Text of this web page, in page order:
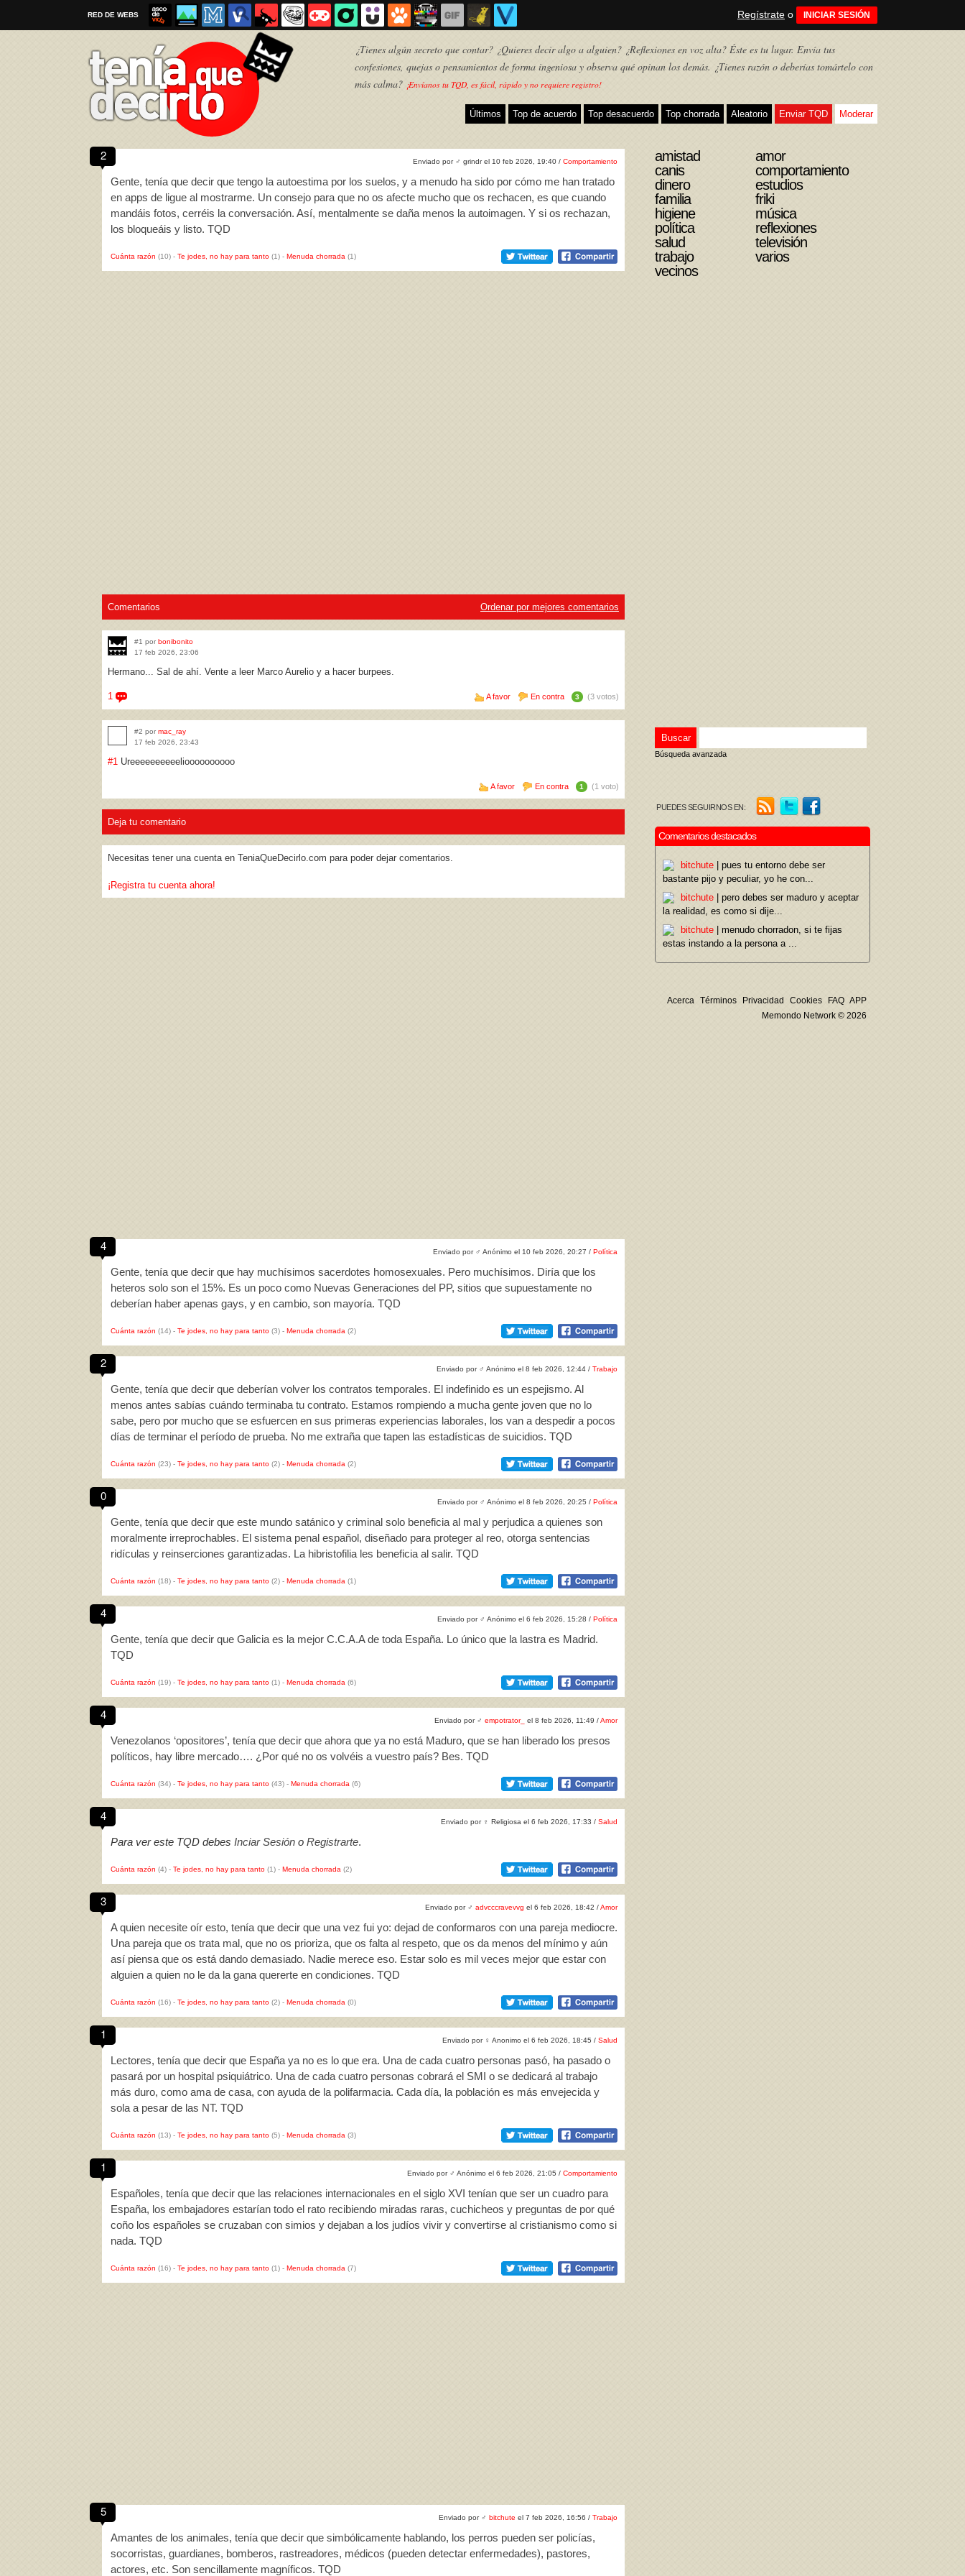
RED DE WEBS Regístrate o INICIAR SESIÓN
¿Tienes algún secreto que contar? ¿Quieres decir algo a alguien? ¿Reflexiones en voz alta? Éste es tu lugar. Envía tus
confesiones, quejas o pensamientos de forma ingeniosa y observa qué opinan los demás. ¿Tienes razón o deberías tomártelo con
más calma? ¡Envíanos tu TQD, es fácil, rápido y no requiere registro!
Últimos Top de acuerdo Top desacuerdo Top chorrada Aleatorio Enviar TQD Moderar
TQD
2 Enviado por ♂ grindr el 10 feb 2026, 19:40 / Comportamiento
Gente, tenía que decir que tengo la autoestima por los suelos, y a menudo ha sido por cómo me han tratado
en apps de ligue al mostrarme. Un consejo para que no os afecte mucho que os rechacen, es que cuando
mandáis fotos, cerréis la conversación. Así, mentalmente se daña menos la autoimagen. Y si os rechazan,
los bloqueáis y listo. TQD
Cuánta razón (10) - Te jodes, no hay para tanto (1) - Menuda chorrada (1)
Comentarios Ordenar por mejores comentarios
#1 por bonibonito
17 feb 2026, 23:06
Hermano... Sal de ahí. Vente a leer Marco Aurelio y a hacer burpees.
1 A favor En contra 3 (3 votos)
#2 por mac_ray
17 feb 2026, 23:43
#1 Ureeeeeeeeeelioooooooooo
A favor En contra 1 (1 voto)
Deja tu comentario
Necesitas tener una cuenta en TeniaQueDecirlo.com para poder dejar comentarios.
¡Registra tu cuenta ahora!
4 Enviado por ♂ Anónimo el 10 feb 2026, 20:27 / Política
Gente, tenía que decir que hay muchísimos sacerdotes homosexuales. Pero muchísimos. Diría que los
heteros solo son el 15%. Es un poco como Nuevas Generaciones del PP, sitios que supuestamente no
deberían haber apenas gays, y en cambio, son mayoría. TQD
Cuánta razón (14) - Te jodes, no hay para tanto (3) - Menuda chorrada (2)
2 Enviado por ♂ Anónimo el 8 feb 2026, 12:44 / Trabajo
Gente, tenía que decir que deberían volver los contratos temporales. El indefinido es un espejismo. Al
menos antes sabías cuándo terminaba tu contrato. Estamos rompiendo a mucha gente joven que no lo
sabe, pero por mucho que se esfuercen en sus primeras experiencias laborales, los van a despedir a pocos
días de terminar el período de prueba. No me extraña que tapen las estadísticas de suicidios. TQD
Cuánta razón (23) - Te jodes, no hay para tanto (2) - Menuda chorrada (2)
0 Enviado por ♂ Anónimo el 8 feb 2026, 20:25 / Política
Gente, tenía que decir que este mundo satánico y criminal solo beneficia al mal y perjudica a quienes son
moralmente irreprochables. El sistema penal español, diseñado para proteger al reo, otorga sentencias
ridículas y reinserciones garantizadas. La hibristofilia les beneficia al salir. TQD
Cuánta razón (18) - Te jodes, no hay para tanto (2) - Menuda chorrada (1)
4 Enviado por ♂ Anónimo el 6 feb 2026, 15:28 / Política
Gente, tenía que decir que Galicia es la mejor C.C.A.A de toda España. Lo único que la lastra es Madrid.
TQD
Cuánta razón (19) - Te jodes, no hay para tanto (1) - Menuda chorrada (6)
4 Enviado por ♂ empotrator_ el 8 feb 2026, 11:49 /Amor
Venezolanos ‘opositores’, tenía que decir que ahora que ya no está Maduro, que se han liberado los presos
políticos, hay libre mercado…. ¿Por qué no os volvéis a vuestro país? Bes. TQD
Cuánta razón (34) - Te jodes, no hay para tanto (43) - Menuda chorrada (6)
4 Enviado por ♀ Religiosa el 6 feb 2026, 17:33 / Salud
Para ver este TQD debes Inciar Sesión o Registrarte.
Cuánta razón (4) - Te jodes, no hay para tanto (1) - Menuda chorrada (2)
3 Enviado por ♂ advcccravevvg el 6 feb 2026, 18:42 /Amor
A quien necesite oír esto, tenía que decir que una vez fui yo: dejad de conformaros con una pareja mediocre.
Una pareja que os trata mal, que no os prioriza, que os falta al respeto, que os da menos del mínimo y aún
así piensa que os está dando demasiado. Nadie merece eso. Estar solo es mil veces mejor que estar con
alguien a quien no le da la gana quererte en condiciones. TQD
Cuánta razón (16) - Te jodes, no hay para tanto (2) - Menuda chorrada (0)
1 Enviado por ♀ Anonimo el 6 feb 2026, 18:45 / Salud
Lectores, tenía que decir que España ya no es lo que era. Una de cada cuatro personas pasó, ha pasado o
pasará por un hospital psiquiátrico. Una de cada cuatro personas cobrará el SMI o se dedicará al trabajo
más duro, como ama de casa, con ayuda de la polifarmacia. Cada día, la población es más envejecida y
sola a pesar de las NT. TQD
Cuánta razón (13) - Te jodes, no hay para tanto (5) - Menuda chorrada (3)
1 Enviado por ♂ Anónimo el 6 feb 2026, 21:05 / Comportamiento
Españoles, tenía que decir que las relaciones internacionales en el siglo XVI tenían que ser un cuadro para
España, los embajadores estarían todo el rato recibiendo miradas raras, cuchicheos y preguntas de por qué
coño los españoles se cruzaban con simios y dejaban a los judíos vivir y convertirse al cristianismo como si
nada. TQD
Cuánta razón (16) - Te jodes, no hay para tanto (1) - Menuda chorrada (7)
5 Enviado por ♂ bitchute el 7 feb 2026, 16:56 / Trabajo
Amantes de los animales, tenía que decir que simbólicamente hablando, los perros pueden ser policías,
socorristas, guardianes, bomberos, rastreadores, médicos (pueden detectar enfermedades), pastores,
actores, etc. Son sencillamente magníficos. TQD
amistad
amor
canis
comportamiento
dinero
estudios
familia
friki
higiene
música
política
reflexiones
salud
televisión
trabajo
varios
vecinos
Búsqueda avanzada
PUEDES SEGUIRNOS EN:
Comentarios destacados
bitchute | pues tu entorno debe ser
bastante pijo y peculiar, yo he con...
bitchute | pero debes ser maduro y aceptar
la realidad, es como si dije...
bitchute | menudo chorradon, si te fijas
estas instando a la persona a ...
Acerca Términos Privacidad Cookies FAQ APP
Memondo Network © 2026